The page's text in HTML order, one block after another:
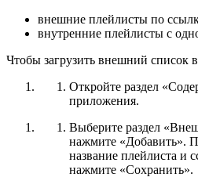
внешние плейлисты по
внутренние плейлисты с
Чтобы загрузить внешний список
Откройте раздел
приложения.
Выберите раздел
нажмите «Добавить».
название плейлиста и
нажмите «Сохранить».